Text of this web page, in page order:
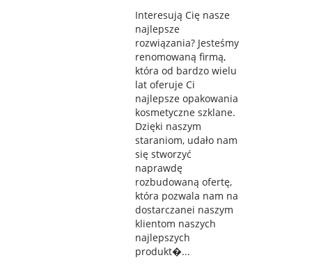
Interesują Cię nasze
najlepsze
rozwiązania? Jesteśmy
renomowaną firmą,
która od bardzo wielu
lat oferuje Ci
najlepsze opakowania
kosmetyczne szklane.
Dzięki naszym
staraniom, udało nam
się stworzyć
naprawdę
rozbudowaną ofertę,
która pozwala nam na
dostarczanei naszym
klientom naszych
najlepszych
produkt�...